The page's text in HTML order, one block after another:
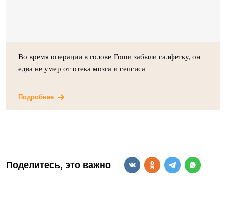
Во время операции в голове Гоши забыли салфетку, он
едва не умер от отека мозга и сепсиса
Подробнее
Поделитесь, это важно